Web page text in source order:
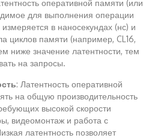
оперативной памяти (или
для выполнения операции
в наносекундах (нс) и
циклов памяти (например, CL16,
ниже значение латентности, тем
на запросы.
: Латентность оперативной
на общую производительность
высокой скорости
видеомонтаж и работа с
латентность позволяет